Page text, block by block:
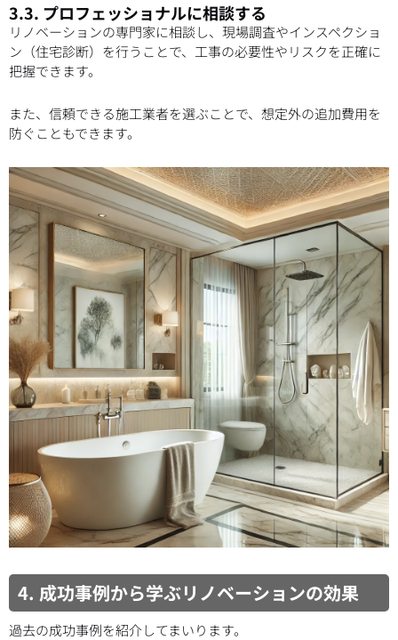
3.3. プロフェッショナルに相談する
リノベーションの専門家に相談し、現場調査やインスペクショ
ン（住宅診断）を行うことで、工事の必要性やリスクを正確に
把握できます。
また、信頼できる施工業者を選ぶことで、想定外の追加費用を
防ぐこともできます。
4. 成功事例から学ぶリノベーションの効果
過去の成功事例を紹介してまいります。